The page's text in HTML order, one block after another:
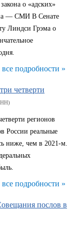
о «адских»
— СМИ В Сенате
Линдси Грэма о
все подробности »
четверти
регионов
России реальные
ниже, чем в 2021-м.
все подробности »
послов в